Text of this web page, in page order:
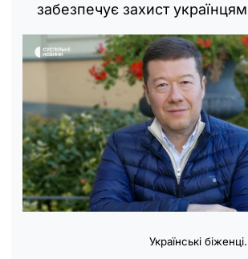
забезпечує захист
Українські